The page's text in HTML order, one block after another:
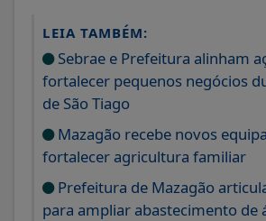
LEIA TAMBÉM:
Sebrae e Prefeitura alinham
fortalecer pequenos negócios
de São Tiago
Mazagão recebe novos
fortalecer agricultura familiar
Prefeitura de Mazagão
para ampliar abastecimento de